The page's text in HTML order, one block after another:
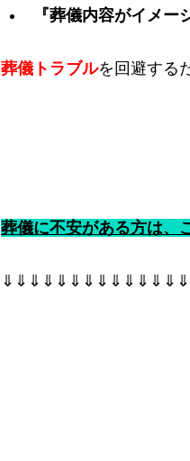
『葬儀内容がイメー
葬儀トラブルを回避する
葬儀に不安がある方は、